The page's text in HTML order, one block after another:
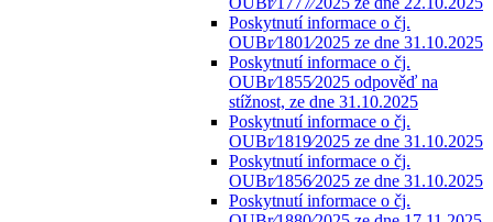
Poskytnutí informace o čj.
OUBr⁄1801⁄2025 ze dne 31.10.2025
Poskytnutí informace o čj.
OUBr⁄1855⁄2025 odpověď na
stížnost, ze dne 31.10.2025
Poskytnutí informace o čj.
OUBr⁄1819⁄2025 ze dne 31.10.2025
Poskytnutí informace o čj.
OUBr⁄1856⁄2025 ze dne 31.10.2025
Poskytnutí informace o čj.